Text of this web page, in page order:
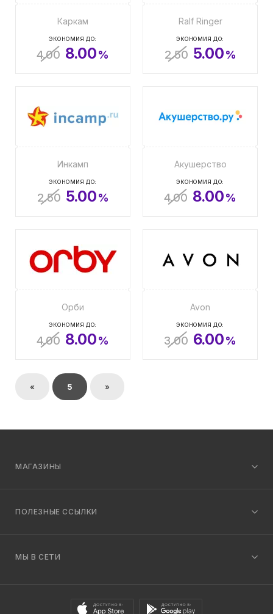
Каркам
ЭКОНОМИЯ ДО:
4.00 8.00%
Ralf Ringer
ЭКОНОМИЯ ДО:
2.50 5.00%
Инкамп
ЭКОНОМИЯ ДО:
2.50 5.00%
Акушерство
ЭКОНОМИЯ ДО:
4.00 8.00%
Орби
ЭКОНОМИЯ ДО:
4.00 8.00%
Avon
ЭКОНОМИЯ ДО:
3.00 6.00%
« 5 »
МАГАЗИНЫ
ПОЛЕЗНЫЕ ССЫЛКИ
МЫ В СЕТИ